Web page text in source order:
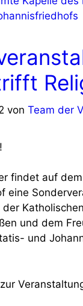
von Team der
findet auf dem
eine
und dem
und